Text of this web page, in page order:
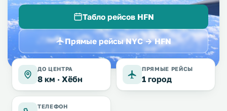
Табло рейсов HFN
Прямые рейсы NYC → HFN
ДО ЦЕНТРА
8 км · Хёбн
ПРЯМЫЕ РЕЙСЫ
1 город
ТЕЛЕФОН